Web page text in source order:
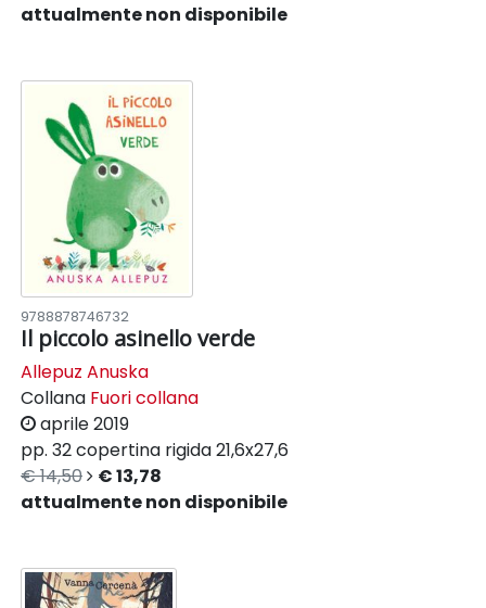
attualmente non disponibile
9788878746732
Il piccolo asinello verde
Allepuz Anuska
Collana Fuori collana
aprile 2019
pp. 32copertina rigida21,6x27,6
€ 14,50
€ 13,78
attualmente non disponibile